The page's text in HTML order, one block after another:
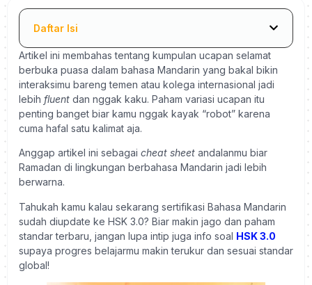
Daftar Isi
Artikel ini membahas tentang kumpulan ucapan selamat
berbuka puasa dalam bahasa Mandarin yang bakal bikin
interaksimu bareng temen atau kolega internasional jadi
lebih fluent dan nggak kaku. Paham variasi ucapan itu
penting banget biar kamu nggak kayak “robot” karena
cuma hafal satu kalimat aja.
Anggap artikel ini sebagai cheat sheet andalanmu biar
Ramadan di lingkungan berbahasa Mandarin jadi lebih
berwarna.
Tahukah kamu kalau sekarang sertifikasi Bahasa Mandarin
sudah diupdate ke HSK 3.0? Biar makin jago dan paham
standar terbaru, jangan lupa intip juga info soal HSK 3.0
supaya progres belajarmu makin terukur dan sesuai standar
global!